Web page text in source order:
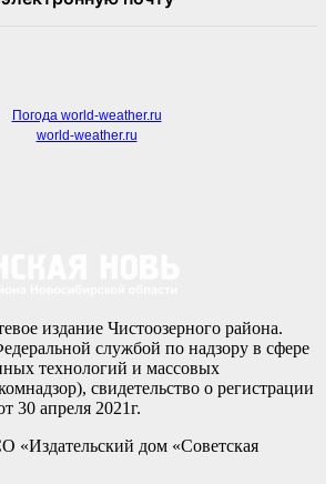
Погода world-weather.ru
world-weather.ru
издание Чистоозерного района.
службой по надзору в сфере
технологий и массовых
свидетельство о регистрации
апреля 2021г.
«Издательский дом «Советская